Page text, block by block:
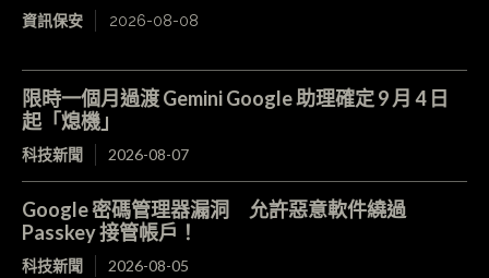
資訊保安 2026-08-08
限時一個月過渡 Gemini Google 助理確定 9 月 4 日
起「熄機」
科技新聞 2026-08-07
Google 密碼管理器漏洞 允許惡意軟件繞過
Passkey 接管帳戶！
科技新聞 2026-08-05